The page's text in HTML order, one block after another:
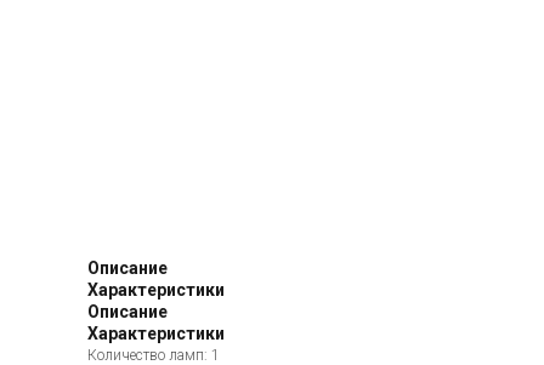
Описание
Характеристики
Описание
Характеристики
Количество ламп: 1